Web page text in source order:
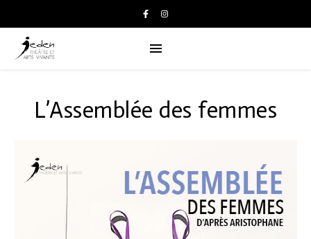
L’Assemblée des femmes